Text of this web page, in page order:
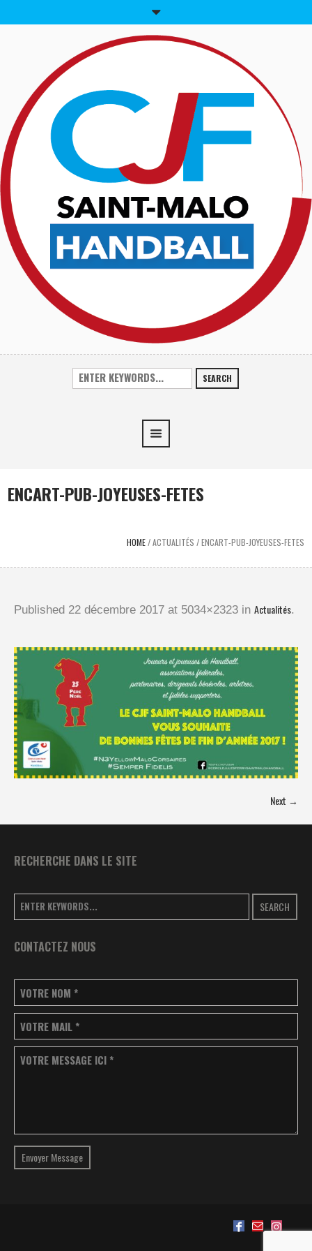
SEARCH
ENCART-PUB-JOYEUSES-FETES
HOME/ACTUALITÉS /ENCART-PUB-JOYEUSES-FETES
Published 22 décembre 2017 at 5034×2323 in Actualités.
Next →
RECHERCHE DANS LE SITE
SEARCH
CONTACTEZ NOUS
VOTRE NOM *
VOTRE MAIL *
VOTRE MESSAGE ICI *
Envoyer Message